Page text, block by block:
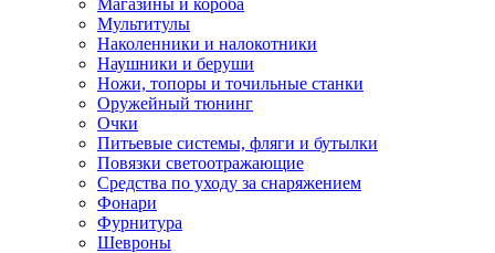
Магазины и короба
Мультитулы
Наколенники и налокотники
Наушники и беруши
Ножи, топоры и точильные станки
Оружейный тюнинг
Очки
Питьевые системы, фляги и бутылки
Повязки светоотражающие
Средства по уходу за снаряжением
Фонари
Фурнитура
Шевроны